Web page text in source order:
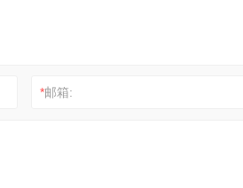
*邮箱: